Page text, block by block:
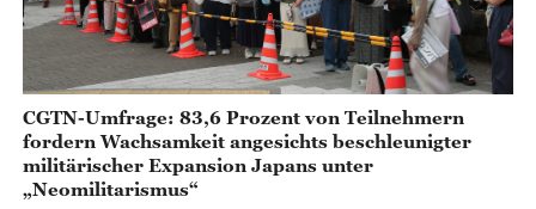
CGTN-Umfrage: 83,6 Prozent von Teilnehmern
fordern Wachsamkeit angesichts beschleunigter
militärischer Expansion Japans unter
„Neomilitarismus“